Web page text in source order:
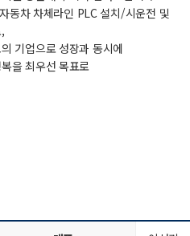
동차 차체라인 PLC 설치/시운전 및
기업으로 성장과 동시에
을 최우선 목표로